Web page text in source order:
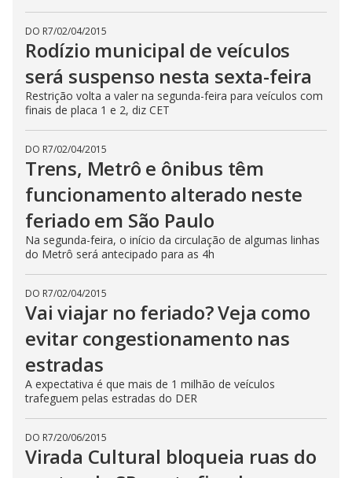
DO R7/02/04/2015
Rodízio municipal de veículos
será suspenso nesta sexta-feira
Restrição volta a valer na segunda-feira para veículos com
finais de placa 1 e 2, diz CET
DO R7/02/04/2015
Trens, Metrô e ônibus têm
funcionamento alterado neste
feriado em São Paulo
Na segunda-feira, o início da circulação de algumas linhas
do Metrô será antecipado para as 4h
DO R7/02/04/2015
Vai viajar no feriado? Veja como
evitar congestionamento nas
estradas
A expectativa é que mais de 1 milhão de veículos
trafeguem pelas estradas do DER
DO R7/20/06/2015
Virada Cultural bloqueia ruas do